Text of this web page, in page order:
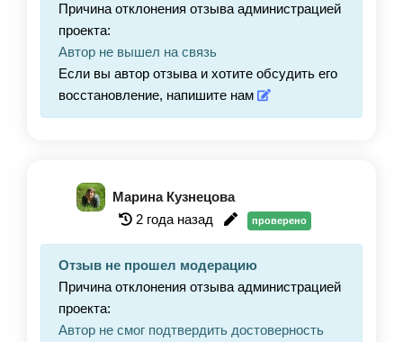
Причина отклонения отзыва администрацией
проекта:
Автор не вышел на связь
Если вы автор отзыва и хотите обсудить его
восстановление, напишите нам
Марина Кузнецова
2 года назад
проверено
Отзыв не прошел модерацию
Причина отклонения отзыва администрацией
проекта:
Автор не смог подтвердить достоверность